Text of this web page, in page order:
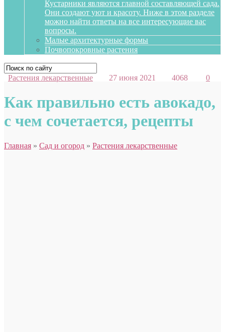
Кустарники являются главной составляющей сада.
Они создают уют и красоту. Ниже в этом разделе
можно найти ответы на все интересующие вас
вопросы.
Малые архитектурные формы
Почвопокровные растения
Растения лекарственные 27 июня 2021 4068 0
Как правильно есть авокадо,
с чем сочетается, рецепты
Главная » Сад и огород » Растения лекарственные